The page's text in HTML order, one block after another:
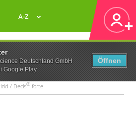
Deutschland GmbH
Google Play
Öffnen
A-Z
/ Decis® forte